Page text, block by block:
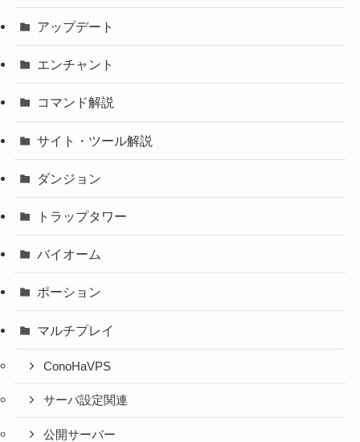
アップデート
エンチャント
コマンド解説
サイト・ツール解説
ダンジョン
トラップタワー
バイオーム
ポーション
マルチプレイ
ConoHaVPS
サーバ設定関連
公開サーバー